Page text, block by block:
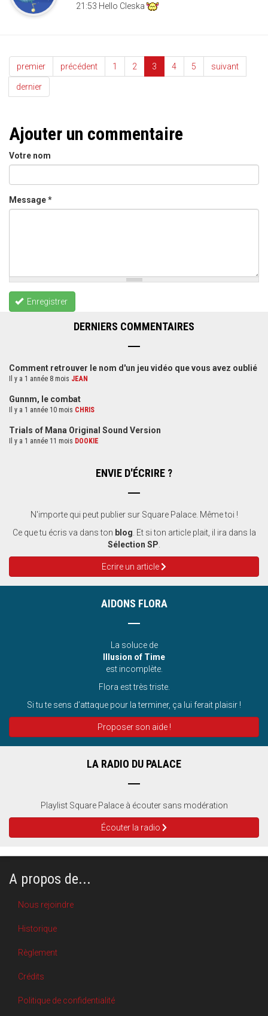
21:53 Hello Cleska
premier précédent 1 2 3 4 5 suivant
dernier
Ajouter un commentaire
Votre nom
Message*
Enregistrer
DERNIERS COMMENTAIRES
Comment retrouver le nom d'un jeu vidéo que vous avez oublié
Il y a 1 année 8 mois JEAN
Gunnm, le combat
Il y a 1 année 10 mois CHRIS
Trials of Mana Original Sound Version
Il y a 1 année 11 mois DOOKIE
ENVIE D'ÉCRIRE ?
N'importe qui peut publier sur Square Palace. Même toi !
Ce que tu écris va dans ton blog . Et si ton article plait, il ira dans la
Sélection SP
Ecrire un article
AIDONS FLORA
La soluce de
Illusion of Time
est incomplète.
Flora est très triste.
Si tu te sens d’attaque pour la terminer, ça lui ferait plaisir !
Proposer son aide !
LA RADIO DU PALACE
Playlist Square Palace à écouter sans modération
Écouter la radio
A propos de...
Nous rejoindre
Historique
Règlement
Crédits
Politique de confidentialité